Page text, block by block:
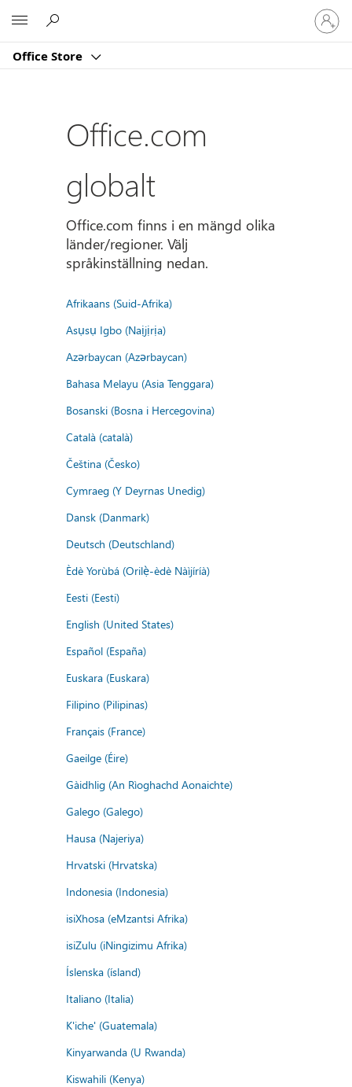
Office Store
Logga
in
på
konto
Office.com
globalt
Office.com finns i en mängd olika
länder/regioner. Välj
språkinställning nedan.
Afrikaans (Suid-Afrika)
Asụsụ Igbo (Naịjịrịa)
Azərbaycan (Azərbaycan)
Bahasa Melayu (Asia Tenggara)
Bosanski (Bosna i Hercegovina)
Català (català)
Čeština (Česko)
Cymraeg (Y Deyrnas Unedig)
Dansk (Danmark)
Deutsch (Deutschland)
Èdè Yorùbá (Orilẹ̀-èdè Nàìjíríà)
Eesti (Eesti)
English (United States)
Español (España)
Euskara (Euskara)
Filipino (Pilipinas)
Français (France)
Gaeilge (Éire)
Gàidhlig (An Rìoghachd Aonaichte)
Galego (Galego)
Hausa (Najeriya)
Hrvatski (Hrvatska)
Indonesia (Indonesia)
isiXhosa (eMzantsi Afrika)
isiZulu (iNingizimu Afrika)
Íslenska (ísland)
Italiano (Italia)
K'iche' (Guatemala)
Kinyarwanda (U Rwanda)
Kiswahili (Kenya)